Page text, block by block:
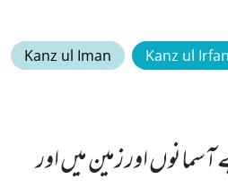
Kanz ul Iman Kanz ul Irfan
اور زمین میں اور